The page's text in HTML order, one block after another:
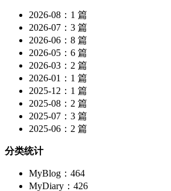
2026-08：1 篇
2026-07：3 篇
2026-06：8 篇
2026-05：6 篇
2026-03：2 篇
2026-01：1 篇
2025-12：1 篇
2025-08：2 篇
2025-07：3 篇
2025-06：2 篇
分类统计
MyBlog：464
MyDiary：426